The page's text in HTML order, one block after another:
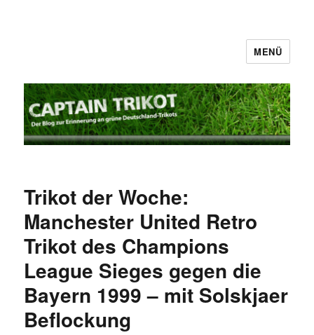
MENÜ
Trikot der Woche:
Manchester United Retro
Trikot des Champions
League Sieges gegen die
Bayern 1999 – mit Solskjaer
Beflockung